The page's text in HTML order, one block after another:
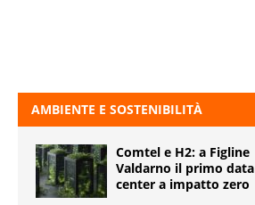
AMBIENTE E SOSTENIBILITÀ
Comtel e H2: a Figline
Valdarno il primo data
center a impatto zero